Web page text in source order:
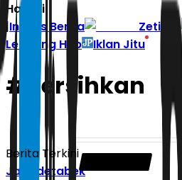
Hari ini
|Indeks Berita
Zetizen
Learning Hub
Iklan Jitu
# Bersihkan
Berita Terkini
Jabodetabek